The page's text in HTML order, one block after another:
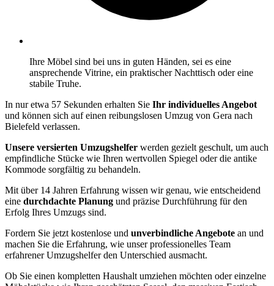
Ihre Möbel sind bei uns in guten Händen, sei es eine
ansprechende Vitrine, ein praktischer Nachttisch oder eine
stabile Truhe.
In nur etwa 57 Sekunden erhalten Sie Ihr individuelles Angebot
und können sich auf einen reibungslosen Umzug von Gera nach
Bielefeld verlassen.
Unsere versierten Umzugshelfer werden gezielt geschult, um auch
empfindliche Stücke wie Ihren wertvollen Spiegel oder die antike
Kommode sorgfältig zu behandeln.
Mit über 14 Jahren Erfahrung wissen wir genau, wie entscheidend
eine durchdachte Planung und präzise Durchführung für den
Erfolg Ihres Umzugs sind.
Fordern Sie jetzt kostenlose und unverbindliche Angebote an und
machen Sie die Erfahrung, wie unser professionelles Team
erfahrener Umzugshelfer den Unterschied ausmacht.
Ob Sie einen kompletten Haushalt umziehen möchten oder einzelne